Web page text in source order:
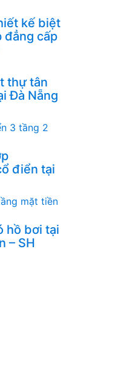
kế biệt
đẳng cấp
thự tân
Đà Nẵng
điển tại
hồ bơi tại
– SH